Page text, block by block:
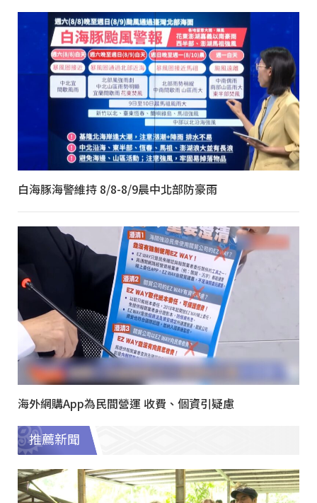
白海豚海警維持 8/8-8/9晨中北部防豪雨
海外網購App為民間營運 收費、個資引疑慮
推薦新聞